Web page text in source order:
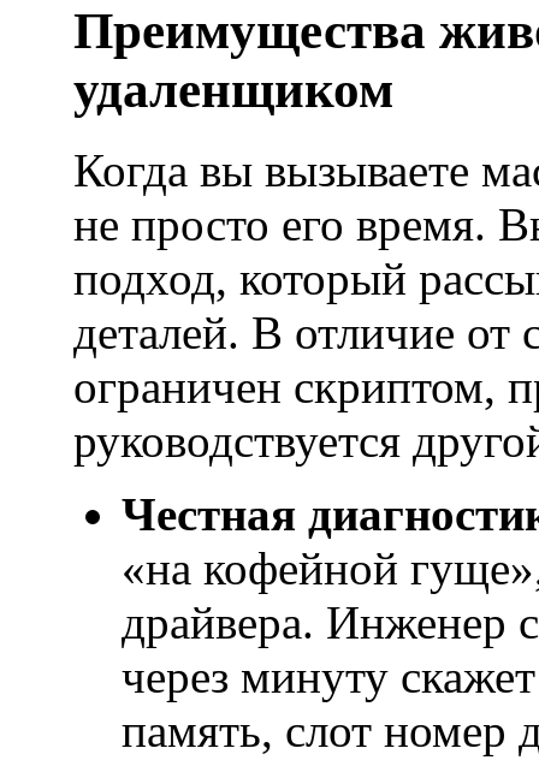
Преимущества
удаленщиком
Когда вы вызываете
не просто его время.
подход, который
деталей. В отличие от
ограничен скриптом,
руководствуется
Честная
«на кофейной
драйвера. Инженер
через минуту
память, слот номер